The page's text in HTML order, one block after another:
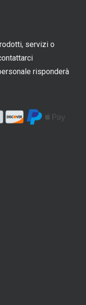
servizi o
risponderà